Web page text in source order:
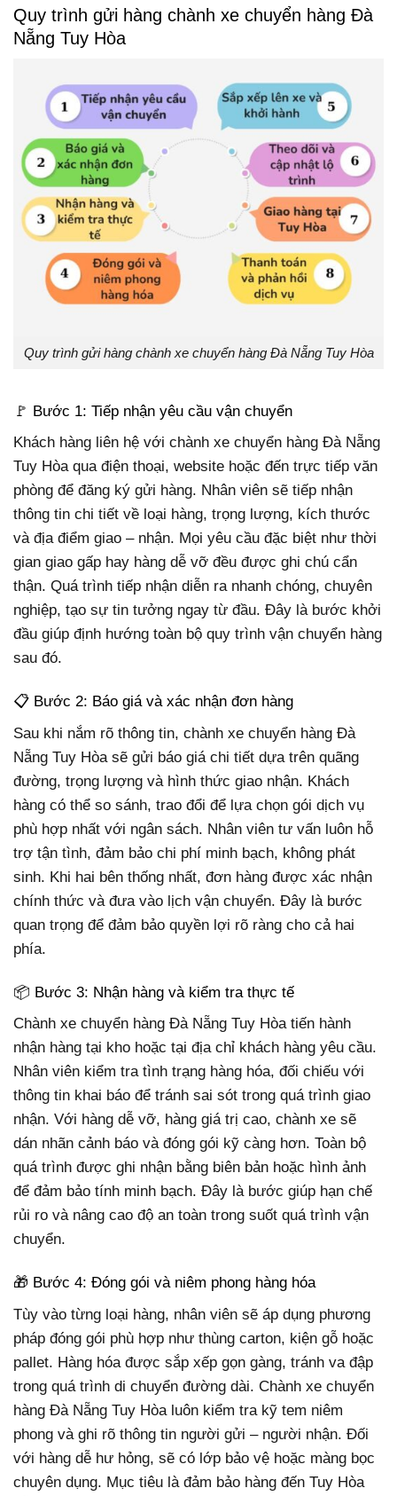
Quy trình gửi hàng chành xe chuyển hàng Đà
Nẵng Tuy Hòa
Quy trình gửi hàng chành xe chuyển hàng Đà Nẵng Tuy Hòa
🚩 Bước 1: Tiếp nhận yêu cầu vận chuyển
Khách hàng liên hệ với chành xe chuyển hàng Đà Nẵng
Tuy Hòa qua điện thoại, website hoặc đến trực tiếp văn
phòng để đăng ký gửi hàng. Nhân viên sẽ tiếp nhận
thông tin chi tiết về loại hàng, trọng lượng, kích thước
và địa điểm giao – nhận. Mọi yêu cầu đặc biệt như thời
gian giao gấp hay hàng dễ vỡ đều được ghi chú cẩn
thận. Quá trình tiếp nhận diễn ra nhanh chóng, chuyên
nghiệp, tạo sự tin tưởng ngay từ đầu. Đây là bước khởi
đầu giúp định hướng toàn bộ quy trình vận chuyển hàng
sau đó.
📋 Bước 2: Báo giá và xác nhận đơn hàng
Sau khi nắm rõ thông tin, chành xe chuyển hàng Đà
Nẵng Tuy Hòa sẽ gửi báo giá chi tiết dựa trên quãng
đường, trọng lượng và hình thức giao nhận. Khách
hàng có thể so sánh, trao đổi để lựa chọn gói dịch vụ
phù hợp nhất với ngân sách. Nhân viên tư vấn luôn hỗ
trợ tận tình, đảm bảo chi phí minh bạch, không phát
sinh. Khi hai bên thống nhất, đơn hàng được xác nhận
chính thức và đưa vào lịch vận chuyển. Đây là bước
quan trọng để đảm bảo quyền lợi rõ ràng cho cả hai
phía.
📦 Bước 3: Nhận hàng và kiểm tra thực tế
Chành xe chuyển hàng Đà Nẵng Tuy Hòa tiến hành
nhận hàng tại kho hoặc tại địa chỉ khách hàng yêu cầu.
Nhân viên kiểm tra tình trạng hàng hóa, đối chiếu với
thông tin khai báo để tránh sai sót trong quá trình giao
nhận. Với hàng dễ vỡ, hàng giá trị cao, chành xe sẽ
dán nhãn cảnh báo và đóng gói kỹ càng hơn. Toàn bộ
quá trình được ghi nhận bằng biên bản hoặc hình ảnh
để đảm bảo tính minh bạch. Đây là bước giúp hạn chế
rủi ro và nâng cao độ an toàn trong suốt quá trình vận
chuyển.
🎁 Bước 4: Đóng gói và niêm phong hàng hóa
Tùy vào từng loại hàng, nhân viên sẽ áp dụng phương
pháp đóng gói phù hợp như thùng carton, kiện gỗ hoặc
pallet. Hàng hóa được sắp xếp gọn gàng, tránh va đập
trong quá trình di chuyển đường dài. Chành xe chuyển
hàng Đà Nẵng Tuy Hòa luôn kiểm tra kỹ tem niêm
phong và ghi rõ thông tin người gửi – người nhận. Đối
với hàng dễ hư hỏng, sẽ có lớp bảo vệ hoặc màng bọc
chuyên dụng. Mục tiêu là đảm bảo hàng đến Tuy Hòa